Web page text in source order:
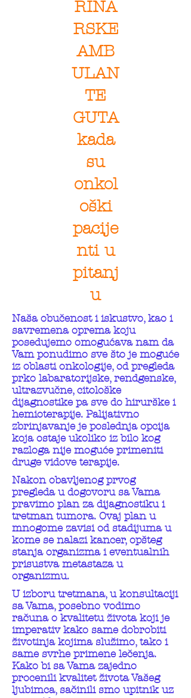
RINA
RSKE
AMB
ULAN
TE
GUTA
kada
su
onkol
oški
pacije
nti u
pitanj
u
Naša obučenost i iskustvo, kao i
savremena oprema koju
posedujemo omogućava nam da
Vam ponudimo sve što je moguće
iz oblasti onkologije, od pregleda
prko labaratorijske, rendgenske,
ultrazvučne, citološke
dijagnostike pa sve do hirurške i
hemioterapije. Palijativno
zbrinjavanje je poslednja opcija
koja ostaje ukoliko iz bilo kog
razloga nije moguće primeniti
druge vidove terapije.
Nakon obavljenog prvog
pregleda u dogovoru sa Vama
pravimo plan za dijagnostiku i
tretman tumora. Ovaj plan u
mnogome zavisi od stadijuma u
kome se nalazi kancer, opšteg
stanja organizma i eventualnih
prisustva metastaza u
organizmu.
U izboru tretmana, u konsultaciji
sa Vama, posebno vodimo
računa o kvalitetu života koji je
imperativ kako same dobrobiti
životinja kojima služimo, tako i
same svrhe primene lečenja.
Kako bi sa Vama zajedno
procenili kvalitet života Vašeg
ljubimca, sačinili smo upitnik uz